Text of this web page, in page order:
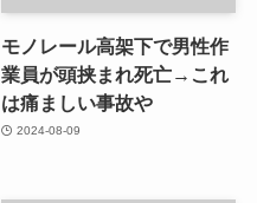
モノレール高架下で男性作
業員が頭挟まれ死亡→これ
は痛ましい事故や
2024-08-09